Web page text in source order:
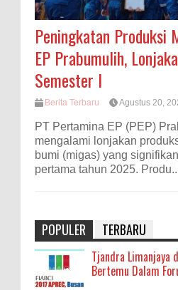
Peningkatan Produksi
EP Prabumulih,
Semester I
Berita Terbaru Agustus 20,
PT Pertamina EP (PEP)
mengalami lonjakan
bumi (migas) yang
pertama tahun 2025.
POPULER TERBARU
Tjandra Limanjaya
Bertemu Dalam